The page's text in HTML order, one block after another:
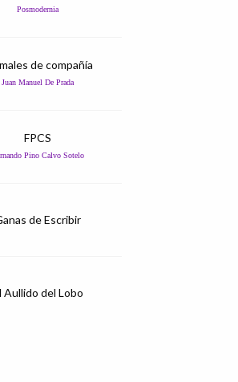
Posmodernia
de compañía
Juan Manuel De Prada
FPCS
Pino Calvo Sotelo
de Escribir
Aullido del Lobo